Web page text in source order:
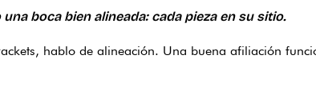
boca bien alineada: cada pieza en su sitio.
hablo de alineación. Una buena afiliación